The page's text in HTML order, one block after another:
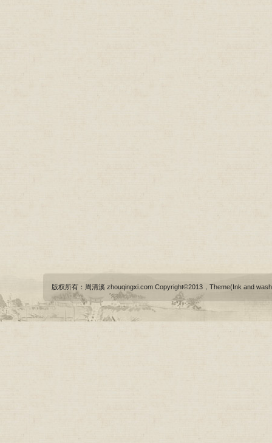
版权所有：周清溪 zhouqingxi.com Copyright©2013，Theme(Ink and